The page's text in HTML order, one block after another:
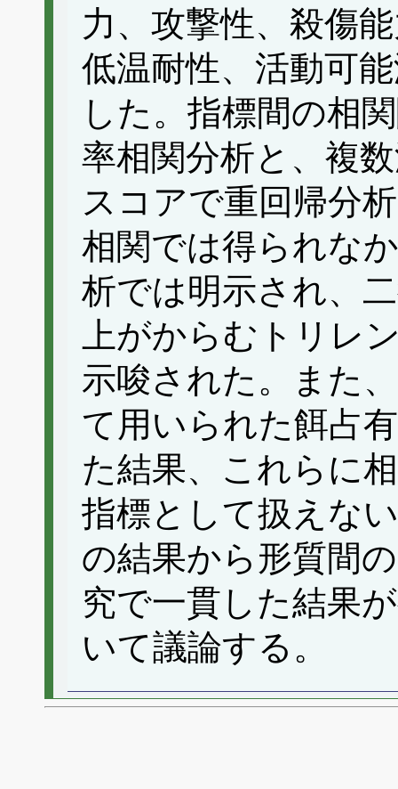
力、攻撃性、殺傷
低温耐性、活動可
した。指標間の相
率相関分析と、複
スコアで重回帰分
相関では得られな
析では明示され、
上がからむトリレ
示唆された。また
て用いられた餌占
た結果、これらに
指標として扱えな
の結果から形質間
究で一貫した結果
いて議論する。